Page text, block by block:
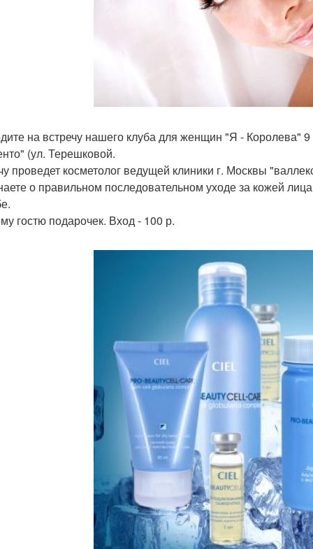
на встречу нашего клуба для женщин "Я - Королева"
(ул. Терешковой.
проведет косметолог ведущей клиники г. Москвы
о правильном последовательном уходе за кожей
гостю подарочек. Вход - 100 р.